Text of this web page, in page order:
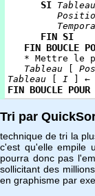
SI
FIN SI
FIN BOUCLE
* Mettre le
Tableau
Tableau
I ] ←
FIN BOUCLE POUR
Tri par
technique de tri la
c'est qu'elle empile
pourra donc pas
sollicitant des
en graphisme par